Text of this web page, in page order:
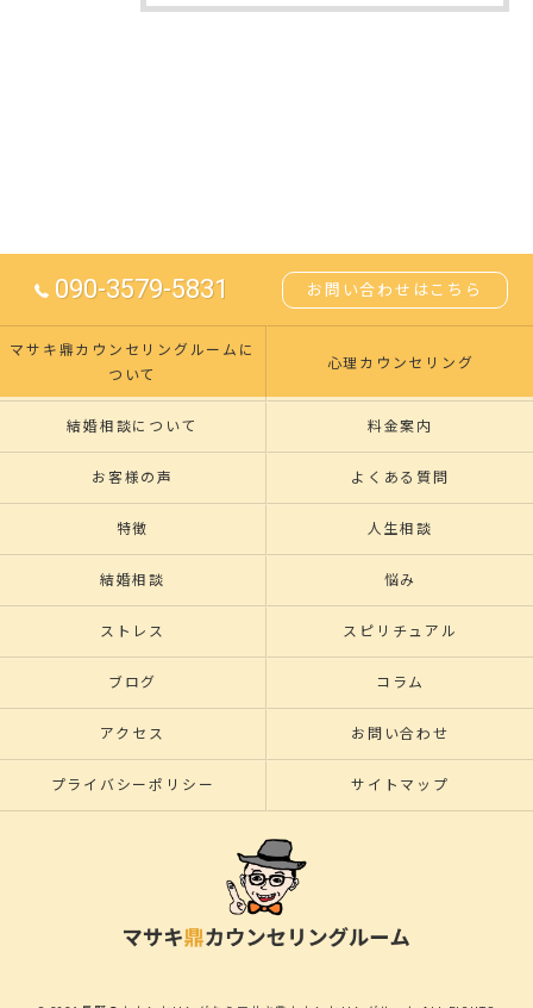
090-3579-5831 お問い合わせはこちら
マサキ鼎カウンセリングルームに
ついて
心理カウンセリング
結婚相談について 料金案内
お客様の声 よくある質問
特徴 人生相談
結婚相談 悩み
ストレス スピリチュアル
ブログ コラム
アクセス お問い合わせ
プライバシーポリシー サイトマップ